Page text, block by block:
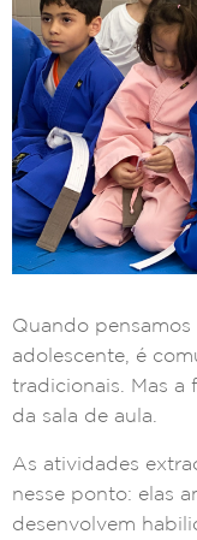
Quando
adolescente, é
tradicionais. Mas a
da sala de aula.
As atividades
nesse ponto: elas
desenvolvem